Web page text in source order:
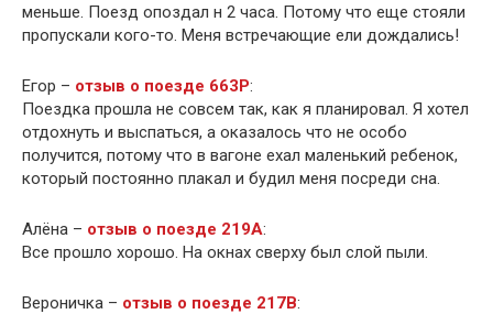
меньше. Поезд опоздал н 2 часа. Потому что еще стояли
пропускали кого-то. Меня встречающие ели дождались!
Егор – отзыв о поезде 663Р:
Поездка прошла не совсем так, как я планировал. Я хотел
отдохнуть и выспаться, а оказалось что не особо
получится, потому что в вагоне ехал маленький ребенок,
который постоянно плакал и будил меня посреди сна.
Алёна – отзыв о поезде 219А:
Все прошло хорошо. На окнах сверху был слой пыли.
Вероничка – отзыв о поезде 217В: